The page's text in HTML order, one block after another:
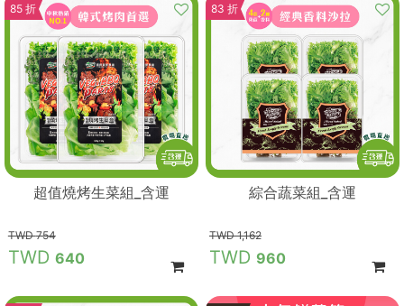
85 折
超值燒烤生菜組_含運
754
640
83 折
綜合蔬菜組_含運
1,162
960